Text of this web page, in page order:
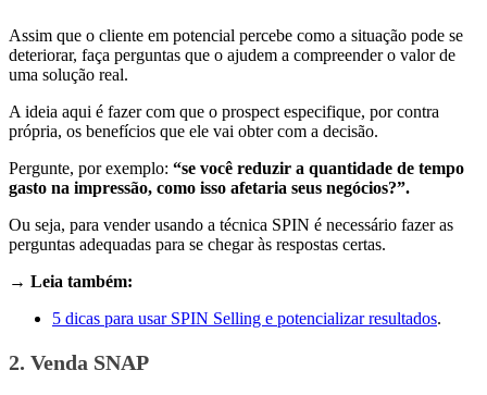
Assim que o cliente em potencial percebe como a situação pode se
deteriorar, faça perguntas que o ajudem a compreender o valor de
uma solução real.
A ideia aqui é fazer com que o prospect especifique, por contra
própria, os benefícios que ele vai obter com a decisão.
Pergunte, por exemplo: “se você reduzir a quantidade de tempo
gasto na impressão, como isso afetaria seus negócios?”.
Ou seja, para vender usando a técnica SPIN é necessário fazer as
perguntas adequadas para se chegar às respostas certas.
→ Leia também:
5 dicas para usar SPIN Selling e potencializar resultados.
2. Venda SNAP